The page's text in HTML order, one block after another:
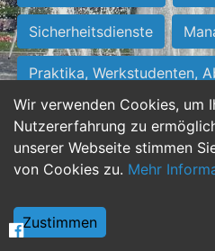
Wir verwenden Cookies, um
Nutzererfahrung zu
unserer Webseite stimmen
von Cookies zu. Mehr
Zustimmen
Sicherheitsdienste
Praktika, Werkstudenten,
Personalwesen
Hilfskräfte, Aushilfs- und
Weiterbildung, Studium,